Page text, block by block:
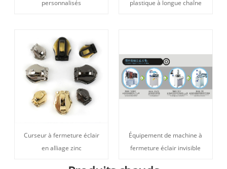
personnalisés
plastique à longue chaîne
Curseur à fermeture éclair
en alliage zinc
Équipement de machine à
fermeture éclair invisible